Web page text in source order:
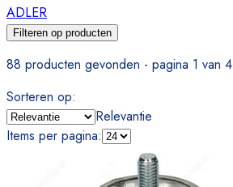
ADLER
Filteren op producten
88 producten gevonden - pagina 1 van 4
Sorteren op:
Relevantie
Items per pagina: